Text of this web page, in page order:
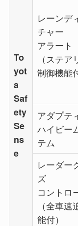
To
yot
a
Saf
ety
Se
ns
e
レーンデ
チャー
アラート
（ステア
制御機能
アダプテ
ハイビー
テム
レーダー
ズ
コントロ
（全車速
能付）